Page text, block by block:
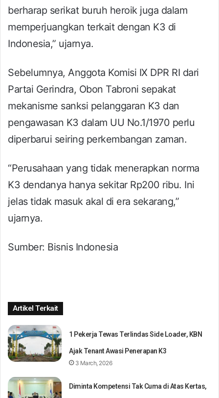
berharap serikat buruh heroik juga dalam
memperjuangkan terkait dengan K3 di
Indonesia,” ujarnya.
Sebelumnya, Anggota Komisi IX DPR RI dari
Partai Gerindra, Obon Tabroni sepakat
mekanisme sanksi pelanggaran K3 dan
pengawasan K3 dalam UU No.1/1970 perlu
diperbarui seiring perkembangan zaman.
“Perusahaan yang tidak menerapkan norma
K3 dendanya hanya sekitar Rp200 ribu. Ini
jelas tidak masuk akal di era sekarang,”
ujarnya.
Sumber: Bisnis Indonesia
Artikel Terkait
1 Pekerja Tewas Terlindas Side Loader, KBN
Ajak Tenant Awasi Penerapan K3
3 March, 2026
Diminta Kompetensi Tak Cuma di Atas Kertas,